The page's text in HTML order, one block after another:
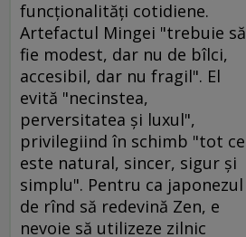
funcţionalităţi cotidiene.
Artefactul Mingei "trebuie să
fie modest, dar nu de bîlci,
accesibil, dar nu fragil". El
evită "necinstea,
perversitatea şi luxul",
privilegiind în schimb "tot ce
este natural, sincer, sigur şi
simplu". Pentru ca japonezul
de rînd să redevină Zen, e
nevoie să utilizeze zilnic